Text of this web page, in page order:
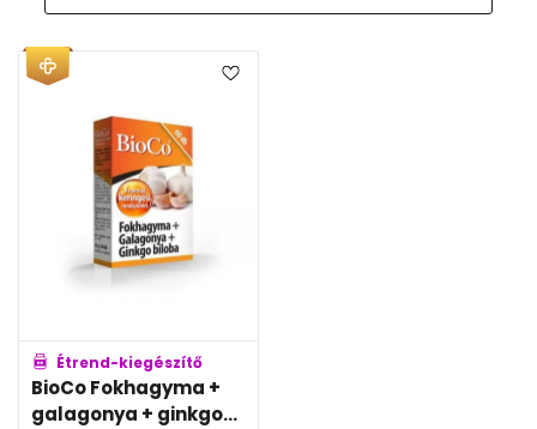
Étrend-kiegészítő
BioCo Fokhagyma +
galagonya + ginkgo...